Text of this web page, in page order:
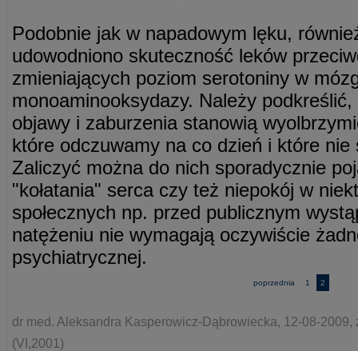
Podobnie jak w napadowym lęku,
udowodniono skuteczność leków
zmieniających poziom serotoniny w
monoaminooksydazy. Należy
objawy i zaburzenia stanowią
które odczuwamy na co dzień i które nie
Zaliczyć można do nich sporadycznie
"kołatania" serca czy też niepokój w
społecznych np. przed publicznym
natężeniu nie wymagają oczywiście
psychiatrycznej.
poprzednia 1 2
dr med. Aleksandra Kasperowicz-Dąbrowiecka, 12-08-
(VI,2001)